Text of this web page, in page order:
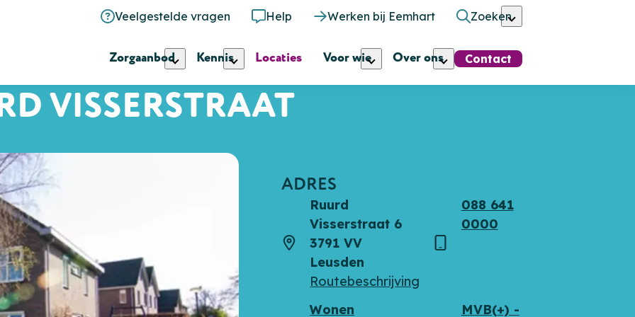
Veelgestelde vragen Help Werken bij Eemhart Zoeken
Zorgaanbod Kennis Locaties Voor wie Over ons Contact
VISSERSTRAAT
ADRES
Adres
Ruurd
Visserstraat 6
3791 VV
Leusden
Routebeschrijving
Telefoon
088 641
0000
Wonen MVB(+) -